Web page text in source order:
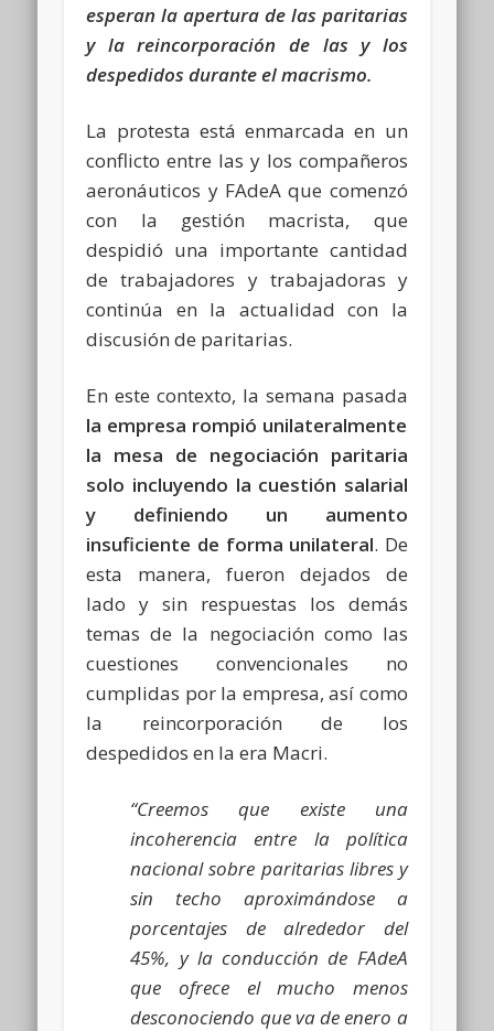
esperan la apertura de las paritarias
y la reincorporación de las y los
despedidos durante el macrismo.
La protesta está enmarcada en un
conflicto entre las y los compañeros
aeronáuticos y FAdeA que comenzó
con la gestión macrista, que
despidió una importante cantidad
de trabajadores y trabajadoras y
continúa en la actualidad con la
discusión de paritarias.
En este contexto, la semana pasada
la empresa rompió unilateralmente
la mesa de negociación paritaria
solo incluyendo la cuestión salarial
y definiendo un aumento
insuficiente de forma unilateral. De
esta manera, fueron dejados de
lado y sin respuestas los demás
temas de la negociación como las
cuestiones convencionales no
cumplidas por la empresa, así como
la reincorporación de los
despedidos en la era Macri.
“Creemos que existe una
incoherencia entre la política
nacional sobre paritarias libres y
sin techo aproximándose a
porcentajes de alrededor del
45%, y la conducción de FAdeA
que ofrece el mucho menos
desconociendo que va de enero a